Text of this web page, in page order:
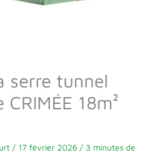
serre tunnel
CRIMÉE 18m²
/ 17 février 2026 / 3 minutes de